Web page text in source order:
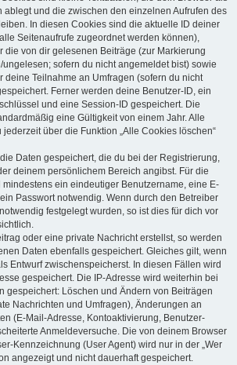
ablegt und die zwischen den einzelnen Aufrufen des
In diesen Cookies sind die aktuelle ID deiner
Seitenaufrufe zugeordnet werden können),
die von dir gelesenen Beiträge (zur Markierung
sofern du nicht angemeldet bist) sowie
deine Teilnahme an Umfragen (sofern du nicht
Ferner werden deine Benutzer-ID, ein
und eine Session-ID gespeichert. Die
eine Gültigkeit von einem Jahr. Alle
über die Funktion „Alle Cookies löschen“
Daten gespeichert, die du bei der Registrierung,
deinem persönlichem Bereich angibst. Für die
mindestens ein eindeutiger Benutzername, eine E-
Passwort notwendig. Wenn durch den Betreiber
festgelegt wurden, so ist dies für dich vor
oder eine private Nachricht erstellst, so werden
Daten ebenfalls gespeichert. Gleiches gilt, wenn
Entwurf zwischenspeicherst. In diesen Fällen wird
gespeichert. Die IP-Adresse wird weiterhin bei
gespeichert: Löschen und Ändern von Beiträgen
Nachrichten und Umfragen), Änderungen an
(E-Mail-Adresse, Kontoaktivierung, Benutzer-
Anmeldeversuche. Die von deinem Browser
Kennzeichnung (User Agent) wird nur in der „Wer
angezeigt und nicht dauerhaft gespeichert.